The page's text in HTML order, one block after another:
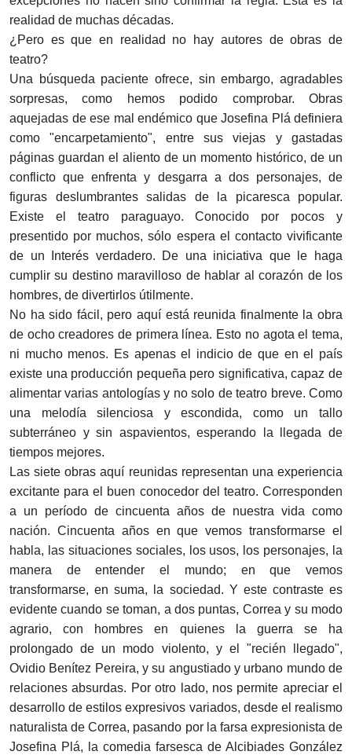
realidad de muchas décadas.
¿Pero es que en realidad no hay autores de obras de
teatro?
Una búsqueda paciente ofrece, sin embargo, agradables
sorpresas, como hemos podido comprobar. Obras
aquejadas de ese mal endémico que Josefina Plá definiera
como "encarpetamiento", entre sus viejas y gastadas
páginas guardan el aliento de un momento histórico, de un
conflicto que enfrenta y desgarra a dos personajes, de
figuras deslumbrantes salidas de la picaresca popular.
Existe el teatro paraguayo. Conocido por pocos y
presentido por muchos, sólo espera el contacto vivificante
de un Interés verdadero. De una iniciativa que le haga
cumplir su destino maravilloso de hablar al corazón de los
hombres, de divertirlos útilmente.
No ha sido fácil, pero aquí está reunida finalmente la obra
de ocho creadores de primera línea. Esto no agota el tema,
ni mucho menos. Es apenas el indicio de que en el país
existe una producción pequeña pero significativa, capaz de
alimentar varias antologías y no solo de teatro breve. Como
una melodía silenciosa y escondida, como un tallo
subterráneo y sin aspavientos, esperando la llegada de
tiempos mejores.
Las siete obras aquí reunidas representan una experiencia
excitante para el buen conocedor del teatro. Corresponden
a un período de cincuenta años de nuestra vida como
nación. Cincuenta años en que vemos transformarse el
habla, las situaciones sociales, los usos, los personajes, la
manera de entender el mundo; en que vemos
transformarse, en suma, la sociedad. Y este contraste es
evidente cuando se toman, a dos puntas, Correa y su modo
agrario, con hombres en quienes la guerra se ha
prolongado de un modo violento, y el "recién llegado",
Ovidio Benítez Pereira, y su angustiado y urbano mundo de
relaciones absurdas. Por otro lado, nos permite apreciar el
desarrollo de estilos expresivos variados, desde el realismo
naturalista de Correa, pasando por la farsa expresionista de
Josefina Plá, la comedia farsesca de Alcibiades González